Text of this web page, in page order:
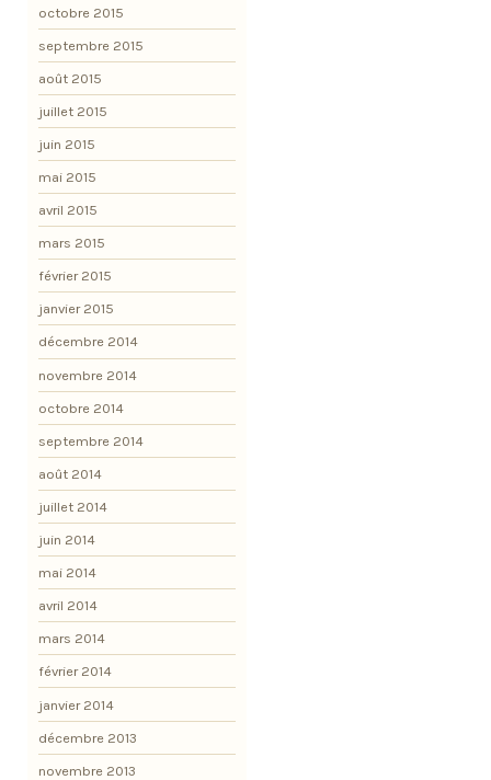
octobre 2015
septembre 2015
août 2015
juillet 2015
juin 2015
mai 2015
avril 2015
mars 2015
février 2015
janvier 2015
décembre 2014
novembre 2014
octobre 2014
septembre 2014
août 2014
juillet 2014
juin 2014
mai 2014
avril 2014
mars 2014
février 2014
janvier 2014
décembre 2013
novembre 2013